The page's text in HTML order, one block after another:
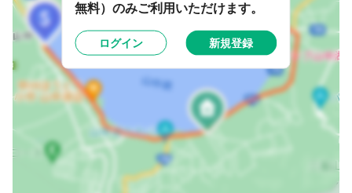
無料）のみご利用いただけます。
ログイン 新規登録